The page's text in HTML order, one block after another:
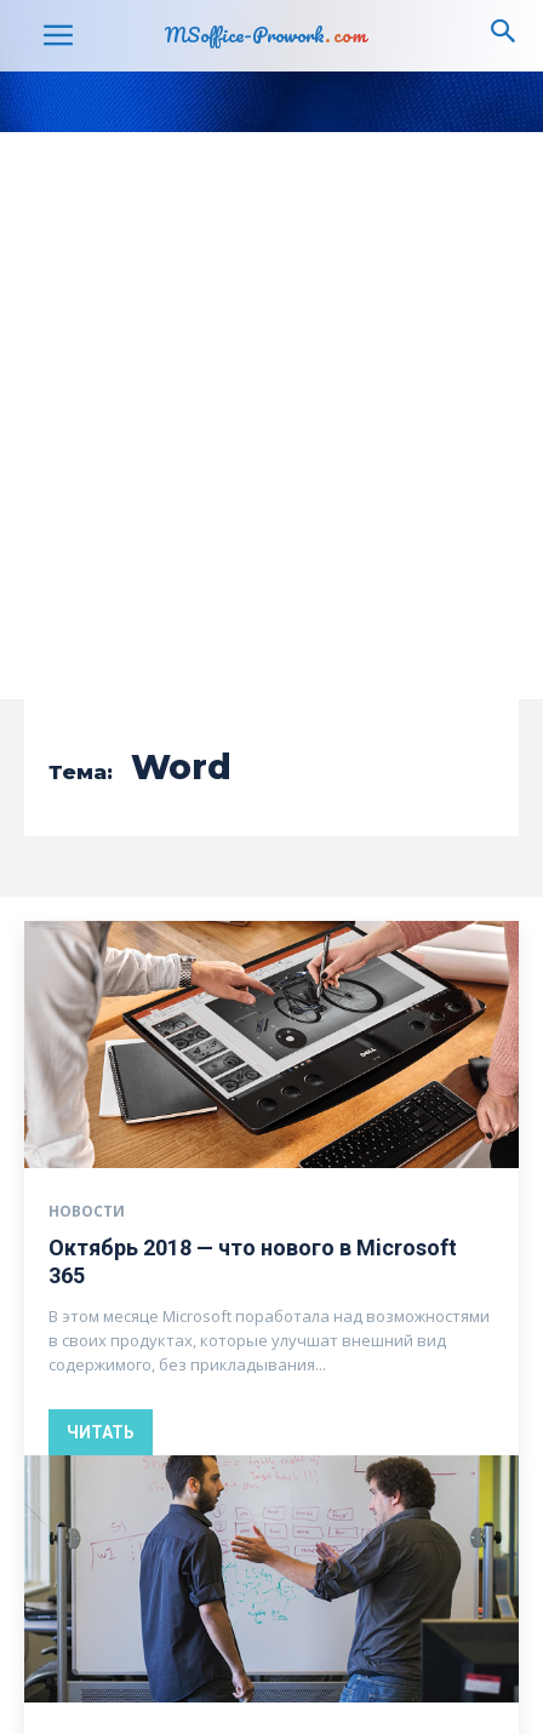
MSoffice-Prowork.com
Тема: Word
НОВОСТИ
Октябрь 2018 — что нового в Microsoft
365
В этом месяце Microsoft поработала над возможностями
в своих продуктах, которые улучшат внешний вид
содержимого, без прикладывания...
ЧИТАТЬ